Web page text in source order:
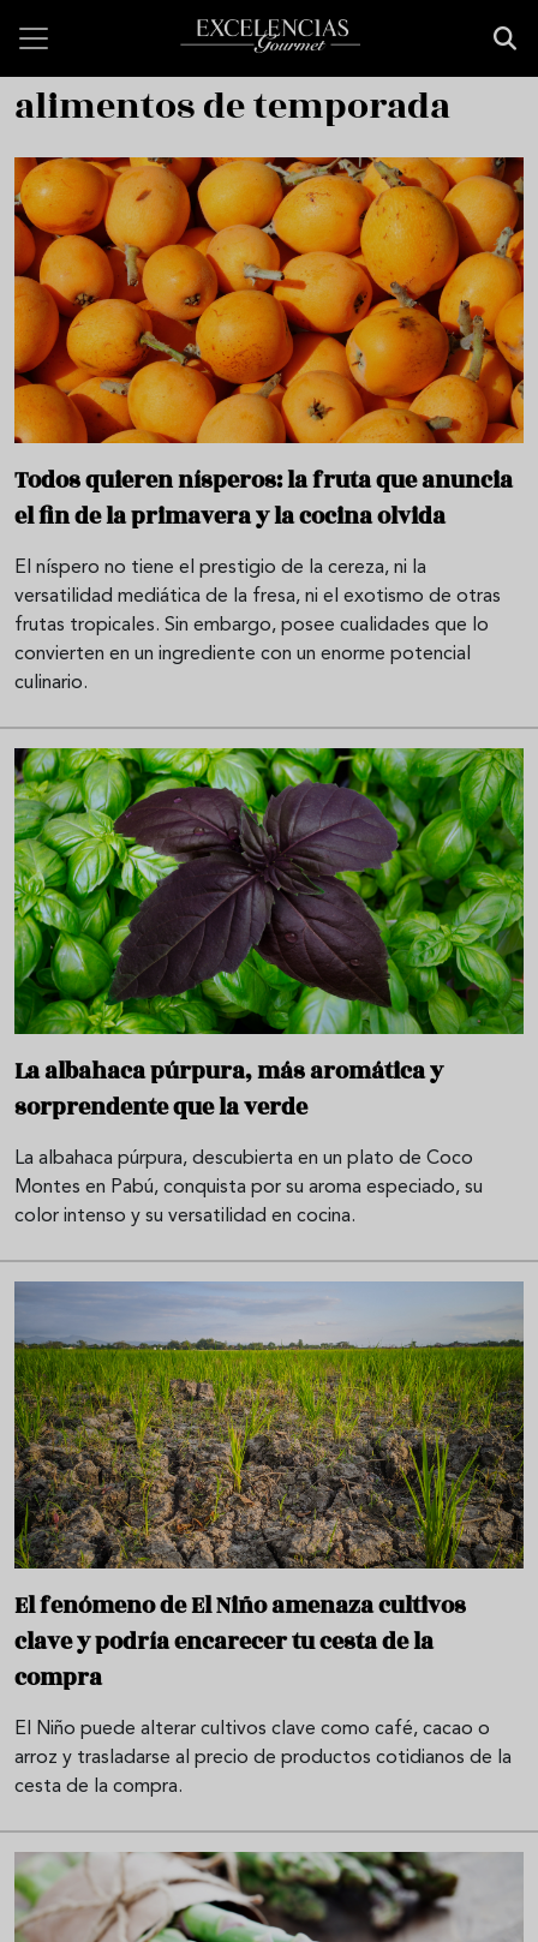
alimentos de temporada
Todos quieren nísperos: la fruta que anuncia
el fin de la primavera y la cocina olvida
El níspero no tiene el prestigio de la cereza, ni la
versatilidad mediática de la fresa, ni el exotismo de otras
frutas tropicales. Sin embargo, posee cualidades que lo
convierten en un ingrediente con un enorme potencial
culinario.
La albahaca púrpura, más aromática y
sorprendente que la verde
La albahaca púrpura, descubierta en un plato de Coco
Montes en Pabú, conquista por su aroma especiado, su
color intenso y su versatilidad en cocina.
El fenómeno de El Niño amenaza cultivos
clave y podría encarecer tu cesta de la
compra
El Niño puede alterar cultivos clave como café, cacao o
arroz y trasladarse al precio de productos cotidianos de la
cesta de la compra.